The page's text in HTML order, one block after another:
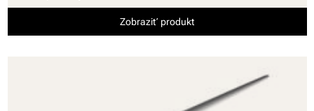
Zobraziť produkt